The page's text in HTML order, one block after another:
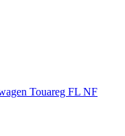
Touareg FL NF